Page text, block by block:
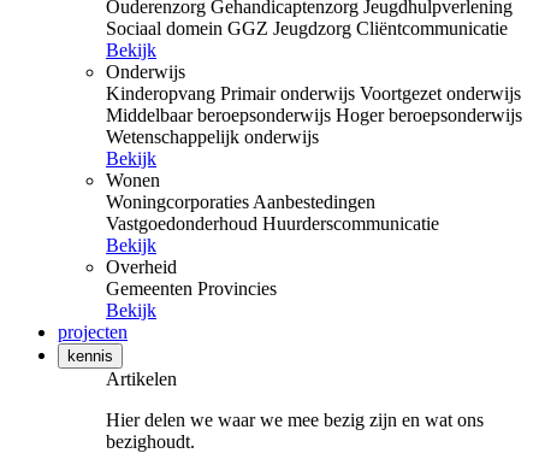
Ouderenzorg Gehandicaptenzorg Jeugdhulpverlening
Sociaal domein GGZ Jeugdzorg Cliëntcommunicatie
Bekijk
Onderwijs
Kinderopvang Primair onderwijs Voortgezet onderwijs
Middelbaar beroepsonderwijs Hoger beroepsonderwijs
Wetenschappelijk onderwijs
Bekijk
Wonen
Woningcorporaties Aanbestedingen
Vastgoedonderhoud Huurderscommunicatie
Bekijk
Overheid
Gemeenten Provincies
Bekijk
projecten
kennis
Artikelen
Hier delen we waar we mee bezig zijn en wat ons
bezighoudt.